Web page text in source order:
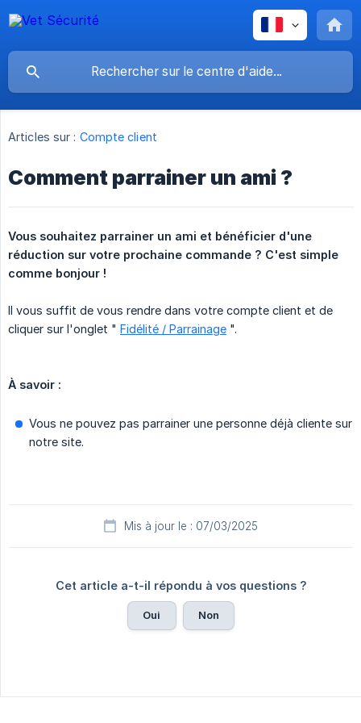
Articles sur : Compte client
Comment parrainer un ami ?
Vous souhaitez parrainer un ami et bénéficier d'une
réduction sur votre prochaine commande ? C'est simple
comme bonjour !
Il vous suffit de vous rendre dans votre compte client et de
cliquer sur l'onglet " Fidélité / Parrainage ".
À savoir :
Vous ne pouvez pas parrainer une personne déjà cliente sur
notre site.
Mis à jour le : 07/03/2025
Cet article a-t-il répondu à vos questions ?
Oui Non